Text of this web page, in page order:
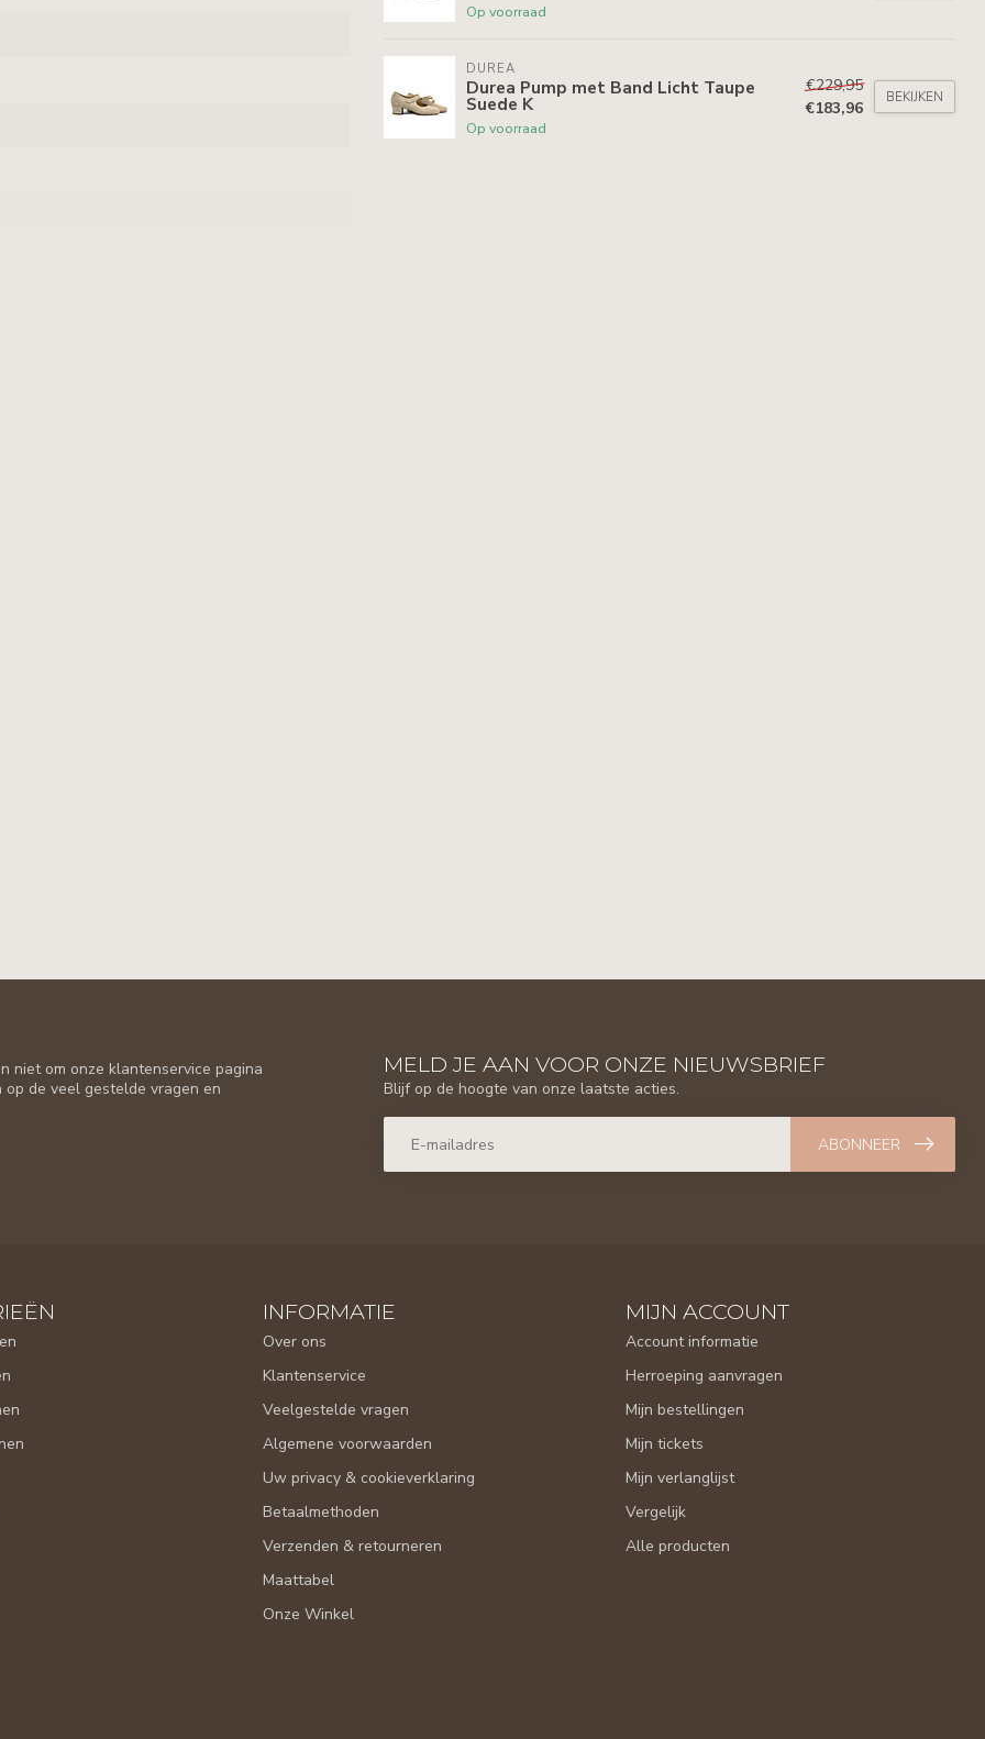
Op voorraad
DUREA
Durea Pump met Band Licht Taupe
Suede K
Op voorraad
€229,95
€183,96
BEKIJKEN
niet om onze klantenservice pagina
de veel gestelde vragen en
MELD JE AAN VOOR ONZE NIEUWSBRIEF
Blijf op de hoogte van onze laatste acties.
ABONNEER
INFORMATIE
Over ons
Klantenservice
Veelgestelde vragen
Algemene voorwaarden
Uw privacy & cookieverklaring
Betaalmethoden
Verzenden & retourneren
Maattabel
Onze Winkel
MIJN ACCOUNT
Account informatie
Herroeping aanvragen
Mijn bestellingen
Mijn tickets
Mijn verlanglijst
Vergelijk
Alle producten